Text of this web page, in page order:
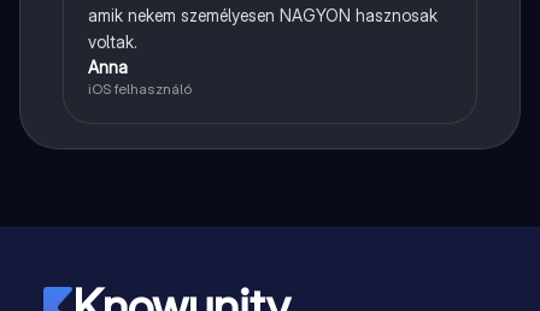
amik nekem személyesen NAGYON hasznosak
voltak.
Anna
iOS felhasználó